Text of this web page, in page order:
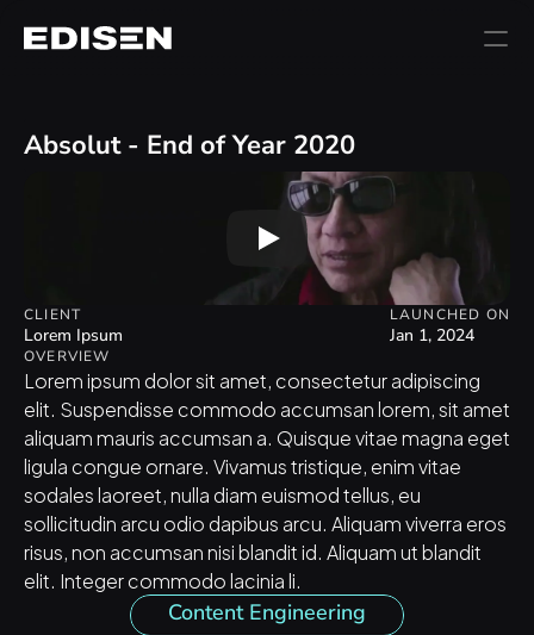
Absolut - End of Year 2020
CLIENT
Lorem Ipsum
LAUNCHED ON
Jan 1, 2024
OVERVIEW
Lorem ipsum dolor sit amet, consectetur adipiscing
elit. Suspendisse commodo accumsan lorem, sit amet
aliquam mauris accumsan a. Quisque vitae magna eget
ligula congue ornare. Vivamus tristique, enim vitae
sodales laoreet, nulla diam euismod tellus, eu
sollicitudin arcu odio dapibus arcu. Aliquam viverra eros
risus, non accumsan nisi blandit id. Aliquam ut blandit
elit. Integer commodo lacinia li.
Content Engineering